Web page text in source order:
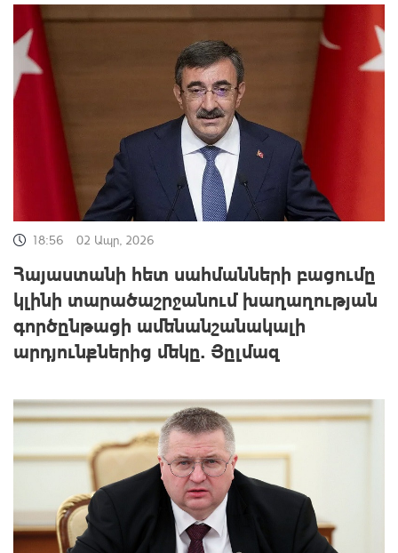
18:56 02 Ապր, 2026
Հայաստանի հետ սահմանների բացումը
կլինի տարածաշրջանում խաղաղության
գործընթացի ամենանշանակալի
արդյունքներից մեկը. Յըլմազ